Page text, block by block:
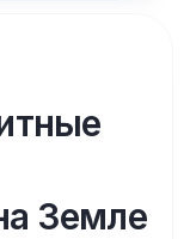
Земле